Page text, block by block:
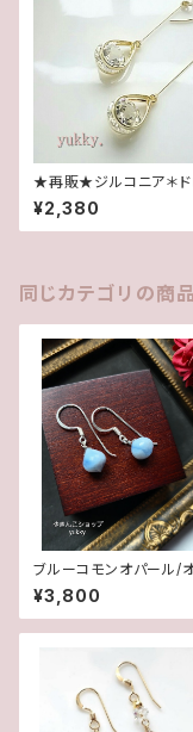
★再販★ジルコニア＊ド
4Kgfピアス
¥2,380
同じカテゴリの商品
ブルーコモンオパール/
カット✽Silver925ピア
リング★
¥3,800